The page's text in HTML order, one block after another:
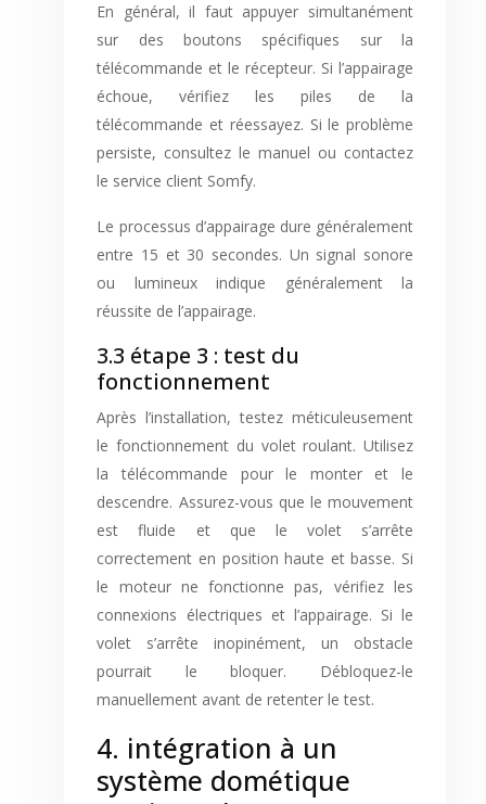
En général, il faut appuyer simultanément
sur des boutons spécifiques sur la
télécommande et le récepteur. Si l’appairage
échoue, vérifiez les piles de la
télécommande et réessayez. Si le problème
persiste, consultez le manuel ou contactez
le service client Somfy.
Le processus d’appairage dure généralement
entre 15 et 30 secondes. Un signal sonore
ou lumineux indique généralement la
réussite de l’appairage.
3.3 étape 3 : test du
fonctionnement
Après l’installation, testez méticuleusement
le fonctionnement du volet roulant. Utilisez
la télécommande pour le monter et le
descendre. Assurez-vous que le mouvement
est fluide et que le volet s’arrête
correctement en position haute et basse. Si
le moteur ne fonctionne pas, vérifiez les
connexions électriques et l’appairage. Si le
volet s’arrête inopinément, un obstacle
pourrait le bloquer. Débloquez-le
manuellement avant de retenter le test.
4. intégration à un
système dométique